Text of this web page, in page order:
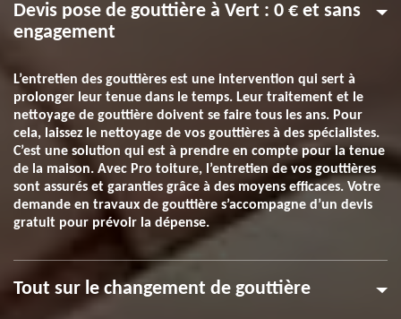
Devis pose de gouttière à Vert : 0 € et sans
engagement
L’entretien des gouttières est une intervention qui sert à
prolonger leur tenue dans le temps. Leur traitement et le
nettoyage de gouttière doivent se faire tous les ans. Pour
cela, laissez le nettoyage de vos gouttières à des spécialistes.
C’est une solution qui est à prendre en compte pour la tenue
de la maison. Avec Pro toiture, l’entretien de vos gouttières
sont assurés et garanties grâce à des moyens efficaces. Votre
demande en travaux de gouttière s’accompagne d’un devis
gratuit pour prévoir la dépense.
Tout sur le changement de gouttière